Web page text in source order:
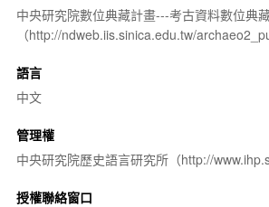
中央研究院數位典藏計畫---考古資料數位典
（http://ndweb.iis.sinica.edu.tw/
語言
中文
管理權
中央研究院歷史語言研究所（http://
授權聯絡窗口